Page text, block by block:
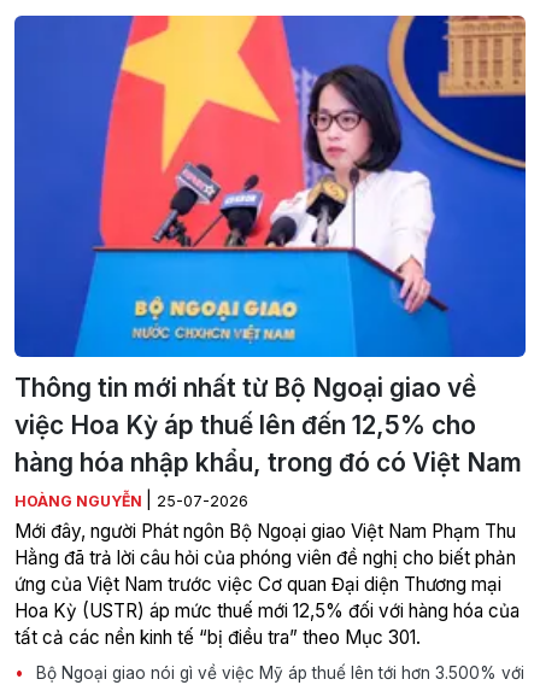
Thông tin mới nhất từ Bộ Ngoại giao về
việc Hoa Kỳ áp thuế lên đến 12,5% cho
hàng hóa nhập khẩu, trong đó có Việt Nam
HOÀNG NGUYỄN 25-07-2026
Mới đây, người Phát ngôn Bộ Ngoại giao Việt Nam Phạm Thu
Hằng đã trả lời câu hỏi của phóng viên đề nghị cho biết phản
ứng của Việt Nam trước việc Cơ quan Đại diện Thương mại
Hoa Kỳ (USTR) áp mức thuế mới 12,5% đối với hàng hóa của
tất cả các nền kinh tế “bị điều tra” theo Mục 301.
Bộ Ngoại giao nói gì về việc Mỹ áp thuế lên tới hơn 3.500% với